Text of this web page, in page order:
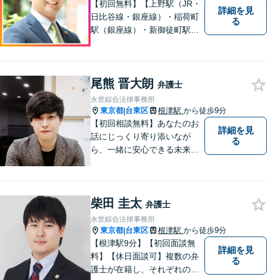
【初回無料】【上野駅（JR・
日比谷線・銀座線）・稲荷町
駅（銀座線）・新御徒町駅
様に寄り添い、意志を尊重し
つつ、冷静的確なアドバイス
で納得できる解決を目指しま
す【夜間対応可】
詳細を見
る
尾熊 晋大朗 弁護士
永世綜合法律事務所
東京都|台東区 根津駅 から徒歩9分
【初回相談無料】あなたのお
話にじっくり寄り添いなが
ら、一緒に安心できる未来を
士」を目指しています。休日
や夜間相談も柔軟に対応【根
津駅9分】
詳細を見
る
柴田 圭太 弁護士
永世綜合法律事務所
東京都|台東区 根津駅 から徒歩9分
【根津駅9分】【初回面談無
料】【休日面談可】複数の弁
護士が在籍し、それぞれの知
詳細を見
る